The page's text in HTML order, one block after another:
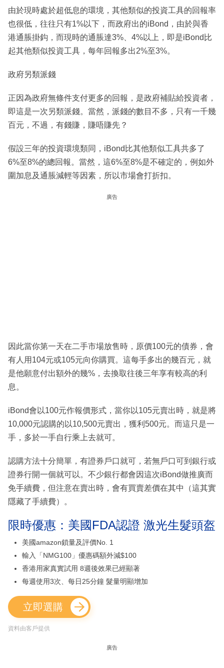
由於現時處於超低息的環境，其他類似的投資工具的回報率
也很低，往往只有1%以下，而政府出的iBond，由於與香
港通脹掛鈎，而現時的通脹達3%、4%以上，即是iBond比
起其他類似投資工具，每年回報多出2%至3%。
政府另類派錢
正因為政府無條件支付更多的回報，是政府補貼給投資者，
即這是一次另類派錢。當然，派錢的數目不多，只有一千幾
百元，不過，有錢賺，賺唔賺先？
假設三年的投資環境類同，iBond比其他類似工具共多了
6%至8%的總回報。當然，這6%至8%是不確定的，例如外
圍加息及通脹減輕等因素，所以市場會打折扣。
廣告
因此當你第一天在二手市場放售時，原價100元的債券，會
有人用104元或105元向你購買。這每手多出的幾百元，就
是他願意付出額外的幾%，去換取往後三年享有較高的利
息。
iBond會以100元作報價形式，當你以105元賣出時，就是將
10,000元認購的以10,500元賣出，獲利500元。而這只是一
手，多於一手自行乘上去就可。
認購方法十分簡單，有證券戶口就可，若無戶口可到銀行或
證券行開一個就可以。不少銀行都會因這次iBond做推廣而
免手續費，但注意在賣出時，會有買賣差價在其中（這其實
隱藏了手續費）。
限時優惠：美國FDA認證 激光生髮頭盔
美國amazon鎖量及評價No. 1
輸入「NMG100」優惠碼額外減$100
香港用家真實試用 8週後效果已經顯著
每週使用3次、每日25分鐘 髮量明顯增加
立即選購
資料由客戶提供
廣告